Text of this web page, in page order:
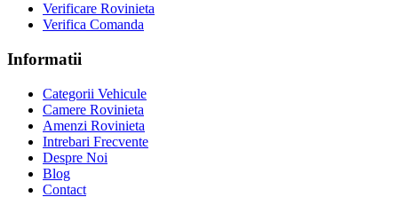
Verificare Rovinieta
Verifica Comanda
Informatii
Categorii Vehicule
Camere Rovinieta
Amenzi Rovinieta
Intrebari Frecvente
Despre Noi
Blog
Contact